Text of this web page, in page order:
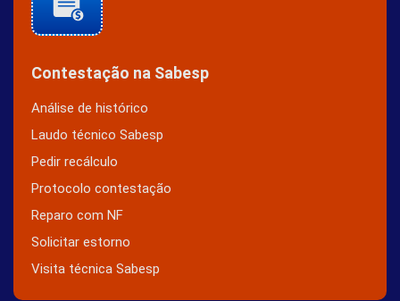
Contestação na Sabesp
Análise de histórico
Laudo técnico Sabesp
Pedir recálculo
Protocolo contestação
Reparo com NF
Solicitar estorno
Visita técnica Sabesp